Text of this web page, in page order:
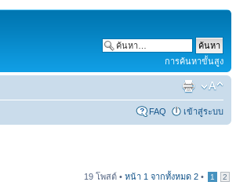
การค้นหาขั้นสูง
FAQ เข้าสู่ระบบ
19 โพสต์ • หน้า 1 จากทั้งหมด 2 • 1 2